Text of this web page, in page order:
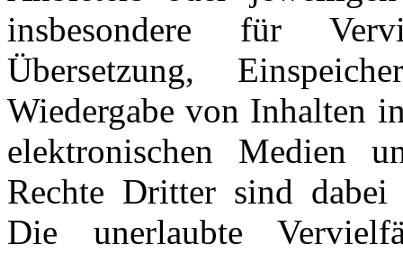
insbesondere für
Übersetzung,
Wiedergabe von Inhalten
elektronischen Medien
Rechte Dritter sind dabei
Die unerlaubte